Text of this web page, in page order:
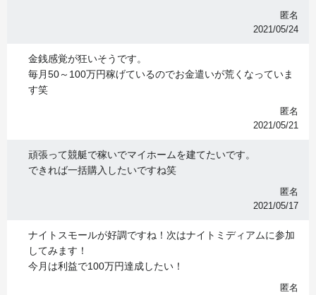
匿名
2021/05/24
金銭感覚が狂いそうです。
毎月50～100万円稼げているのでお金遣いが荒くなっていま
す笑
匿名
2021/05/21
頑張って競艇で稼いでマイホームを建てたいです。
できれば一括購入したいですね笑
匿名
2021/05/17
ナイトスモールが好調ですね！次はナイトミディアムに参加
してみます！
今月は利益で100万円達成したい！
匿名